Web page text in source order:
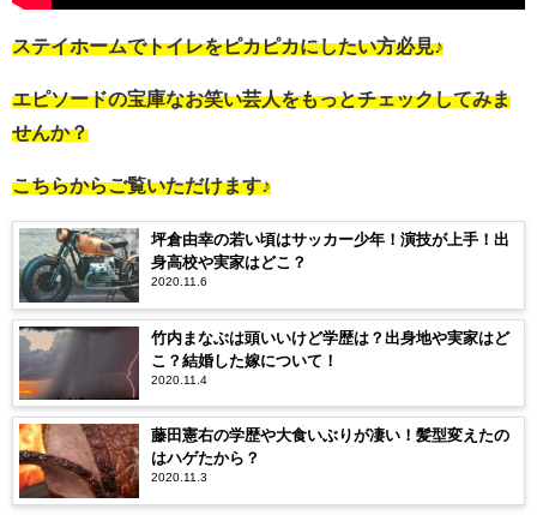
ステイホームでトイレをピカピカにしたい方必見♪
エピソードの宝庫なお笑い芸人をもっとチェックしてみま
せんか？
こちらからご覧いただけます♪
坪倉由幸の若い頃はサッカー少年！演技が上手！出
身高校や実家はどこ？
2020.11.6
竹内まなぶは頭いいけど学歴は？出身地や実家はど
こ？結婚した嫁について！
2020.11.4
藤田憲右の学歴や大食いぶりが凄い！髪型変えたの
はハゲたから？
2020.11.3